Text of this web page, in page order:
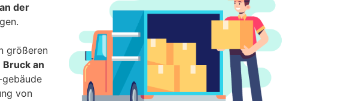
der
größeren
an
von